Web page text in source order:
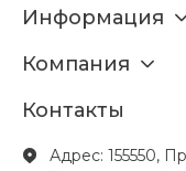
Информация
Компания
Контакты
Адрес: 155550,